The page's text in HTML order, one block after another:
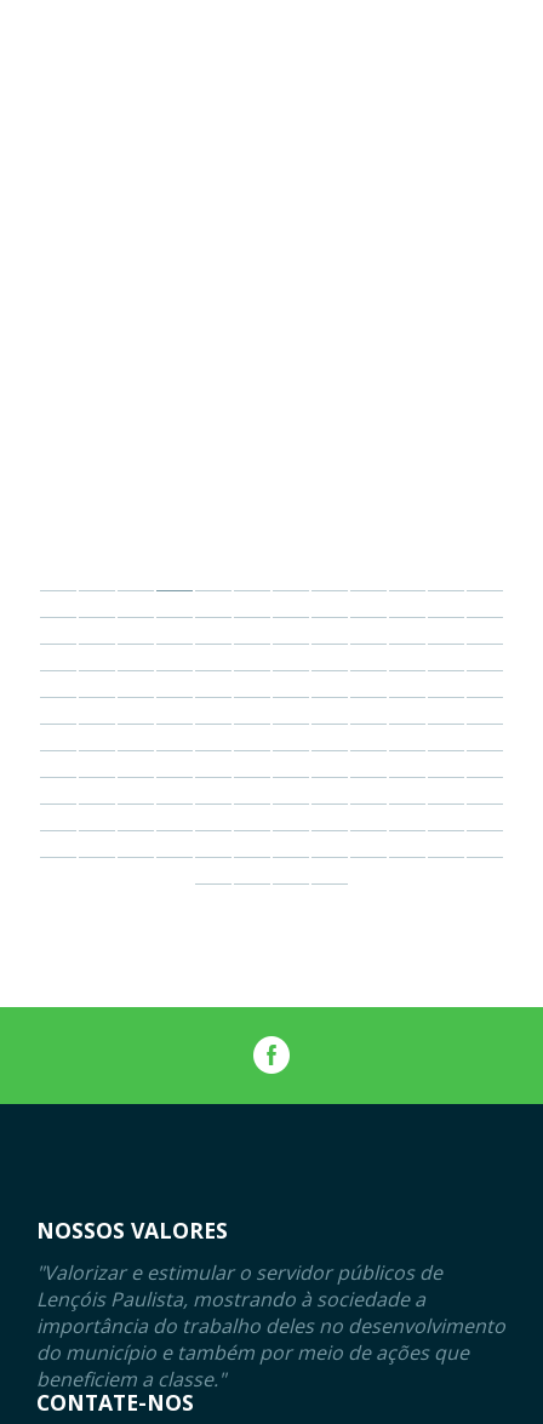
NOSSOS VALORES
"Valorizar e estimular o servidor públicos de
Lençóis Paulista, mostrando à sociedade a
importância do trabalho deles no desenvolvimento
do município e também por meio de ações que
beneficiem a classe."
CONTATE-NOS